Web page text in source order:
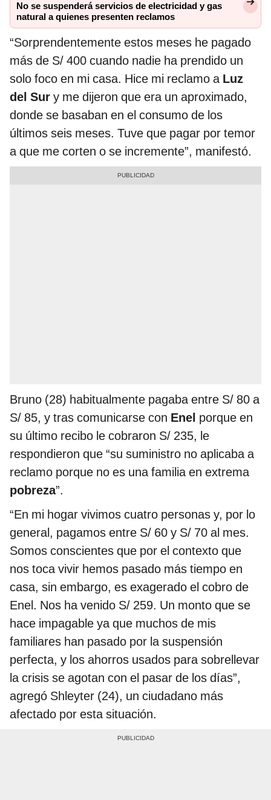
No se suspenderá servicios de electricidad y gas
natural a quienes presenten reclamos
“Sorprendentemente estos meses he pagado
más de S/ 400 cuando nadie ha prendido un
solo foco en mi casa. Hice mi reclamo a Luz
del Sur y me dijeron que era un aproximado,
donde se basaban en el consumo de los
últimos seis meses. Tuve que pagar por temor
a que me corten o se incremente”, manifestó.
Bruno (28) habitualmente pagaba entre S/ 80 a
S/ 85, y tras comunicarse con Enel porque en
su último recibo le cobraron S/ 235, le
respondieron que “su suministro no aplicaba a
reclamo porque no es una familia en extrema
pobreza”.
“En mi hogar vivimos cuatro personas y, por lo
general, pagamos entre S/ 60 y S/ 70 al mes.
Somos conscientes que por el contexto que
nos toca vivir hemos pasado más tiempo en
casa, sin embargo, es exagerado el cobro de
Enel. Nos ha venido S/ 259. Un monto que se
hace impagable ya que muchos de mis
familiares han pasado por la suspensión
perfecta, y los ahorros usados para sobrellevar
la crisis se agotan con el pasar de los días”,
agregó Shleyter (24), un ciudadano más
afectado por esta situación.